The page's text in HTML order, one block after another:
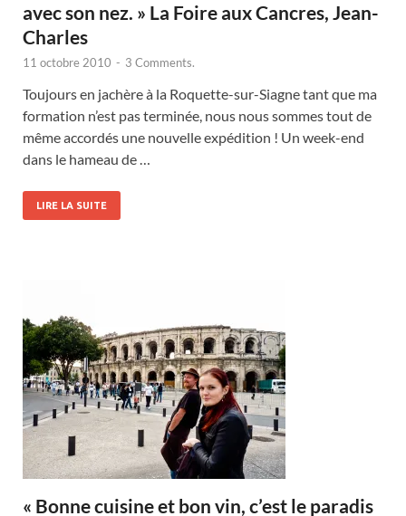
avec son nez. » La Foire aux Cancres, Jean-
Charles
11 octobre 2010 - 3 Comments.
Toujours en jachère à la Roquette-sur-Siagne tant que ma
formation n’est pas terminée, nous nous sommes tout de
même accordés une nouvelle expédition ! Un week-end
dans le hameau de …
LIRE LA SUITE
« Bonne cuisine et bon vin, c’est le paradis